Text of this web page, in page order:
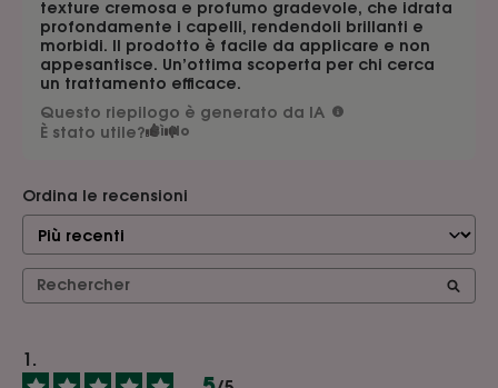
texture cremosa e profumo gradevole, che idrata
profondamente i capelli, rendendoli brillanti e
morbidi. Il prodotto è facile da applicare e non
appesantisce. Un’ottima scoperta per chi cerca
un trattamento efficace.
Questo riepilogo è generato da IA
È stato utile? Sì No
Ordina le recensioni